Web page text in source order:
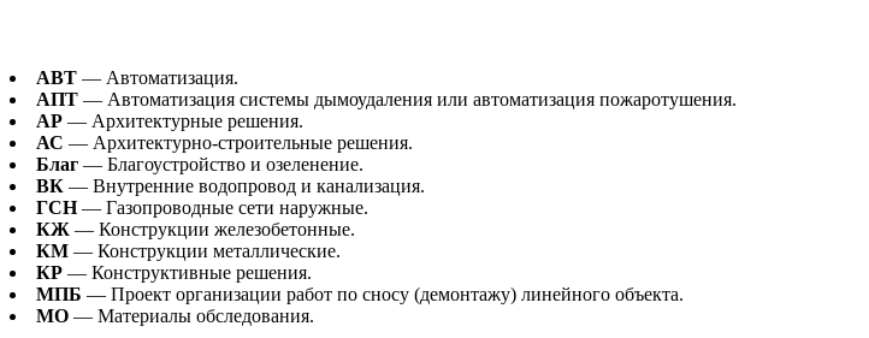
АВТ — Автоматизация.
АПТ — Автоматизация системы дымоудаления или автоматизация пожаротушения.
АР — Архитектурные решения.
АС — Архитектурно-строительные решения.
Благ — Благоустройство и озеленение.
ВК — Внутренние водопровод и канализация.
ГСН— Газопроводные сети наружные.
КЖ — Конструкции железобетонные.
КМ — Конструкции металлические.
КР — Конструктивные решения.
МПБ — Проект организации работ по сносу (демонтажу) линейного объекта.
МО — Материалы обследования.